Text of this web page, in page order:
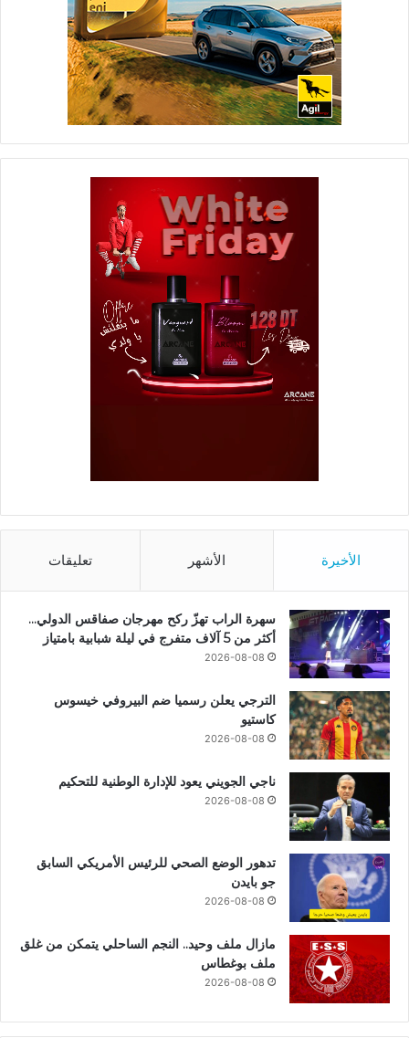
الأخيرة الأشهر تعليقات
سهرة الراب تهزّ ركح مهرجان صفاقس الدولي…
أكثر من 5 آلاف متفرج في ليلة شبابية بامتياز
2026-08-08
الترجي يعلن رسميا ضم البيروفي خيسوس
كاستيو
2026-08-08
ناجي الجويني يعود للإدارة الوطنية للتحكيم
2026-08-08
تدهور الوضع الصحي للرئيس الأمريكي السابق
جو بايدن
2026-08-08
مازال ملف وحيد.. النجم الساحلي يتمكن من غلق
ملف بوغطاس
2026-08-08